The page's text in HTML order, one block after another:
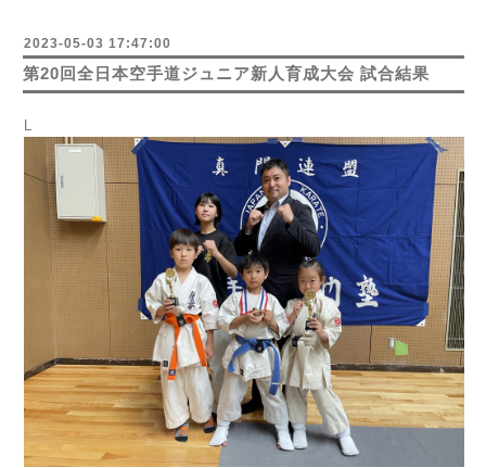
2023-05-03 17:47:00
第20回全日本空手道ジュニア新人育成大会 試合結果
L